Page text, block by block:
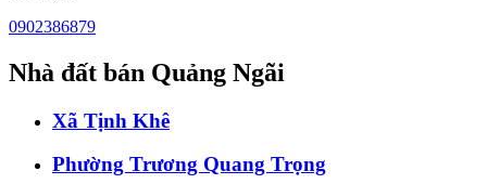
0902386879
Nhà đất bán Quảng Ngãi
Xã Tịnh Khê
Phường Trương Quang Trọng